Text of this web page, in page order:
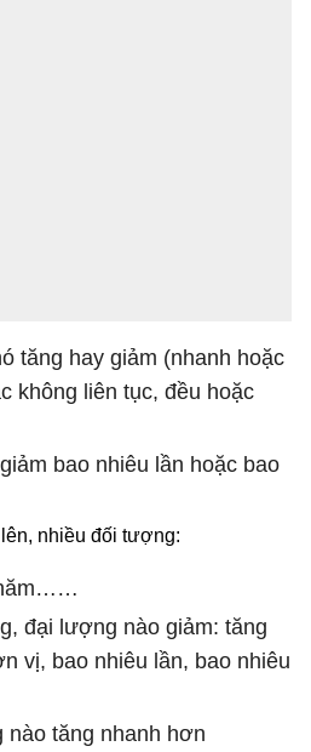
tăng hay giảm (nhanh hoặc
không liên tục, đều hoặc
bao nhiêu lần hoặc bao
nhiều đối tượng:
đại lượng nào giảm: tăng
vị, bao nhiêu lần, bao nhiêu
nào tăng nhanh hơn